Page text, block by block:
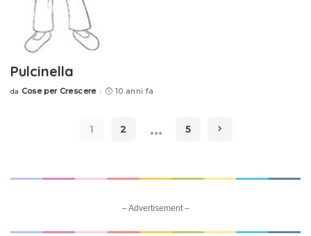
Pulcinella
Posted
da Cose per Crescere 10 anni fa
1 2 … 5
– Advertisement –